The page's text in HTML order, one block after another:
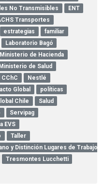
No Transmisibles
ENT
Transportes
estrategias
familiar
Laboratorio Bagó
Ministerio de Hacienda
de Salud
Nestlé
Global
políticas
Chile
Salud
Servipag
EVS
Taller
y Distinción Lugares de Trabajo
Tresmontes Lucchetti